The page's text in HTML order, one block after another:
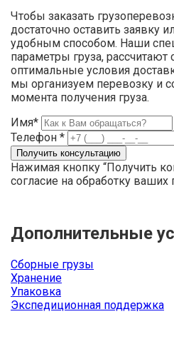
Чтобы заказать
достаточно оставить заявку
удобным способом. Наши
параметры груза,
оптимальные условия
мы организуем перевозку и
момента получения груза.
Имя*
Телефон *
Нажимая кнопку “Получить
согласие на обработку
Дополнительные
Сборные грузы
Хранение
Упаковка
Экспедиционная поддержка